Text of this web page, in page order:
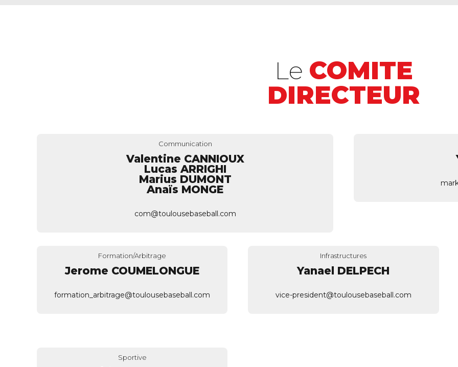
Le COMITE
DIRECTEUR
Communication
Valentine CANNIOUX
Lucas ARRIGHI
Marius DUMONT
Anaïs MONGE
com@toulousebaseball.com
Formation/Arbitrage
Jerome COUMELONGUE
formation_arbitrage@toulousebaseball.com
Infrastructures
Yanael DELPECH
vice-president@toulousebaseball.com
Sportive